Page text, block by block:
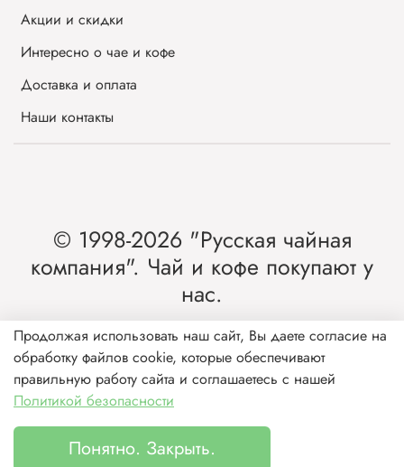
Акции и скидки
Интересно о чае и кофе
Доставка и оплата
Наши контакты
© 1998-2026 "Русская чайная
компания". Чай и кофе покупают у
нас.
Интернет-магазин чая и кофе от лидера
рынка России.
Продолжая использовать наш сайт, Вы даете согласие на
обработку файлов cookie, которые обеспечивают
правильную работу сайта и соглашаетесь с нашей
Политикой безопасности
Понятно. Закрыть.